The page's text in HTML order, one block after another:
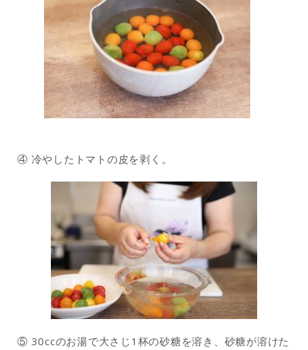
④ 冷やしたトマトの皮を剥く。
⑤ 30ccのお湯で大さじ1杯の砂糖を溶き、砂糖が溶けた